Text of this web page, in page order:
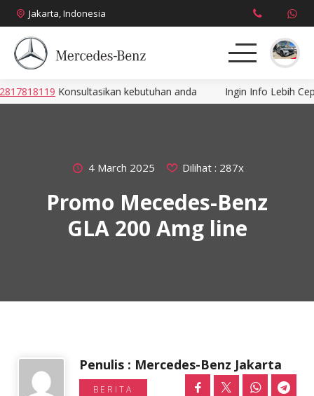
Jakarta, Indonesia
About
Promo
Konsultasikan kebutuhan anda Ingin Info Lebih Cepat?
4 March 2025 Dilihat : 287x
Promo Mecedes-Benz
GLA 200 Amg line
Penulis : Mercedes-Benz Jakarta
BERITA